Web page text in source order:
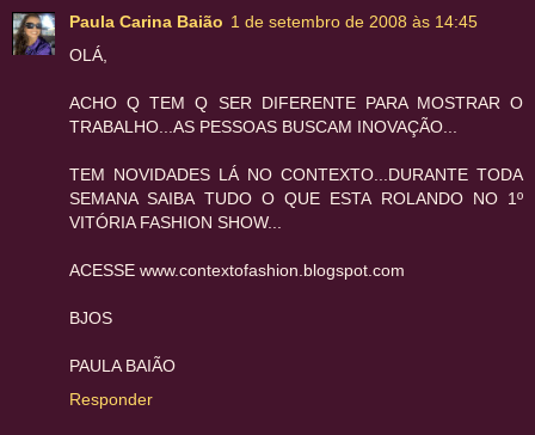
Paula Carina Baião 1 de setembro de 2008 às 14:45
OLÁ,
ACHO Q TEM Q SER DIFERENTE PARA MOSTRAR O
TRABALHO...AS PESSOAS BUSCAM INOVAÇÃO...
TEM NOVIDADES LÁ NO CONTEXTO...DURANTE TODA
SEMANA SAIBA TUDO O QUE ESTA ROLANDO NO 1º
VITÓRIA FASHION SHOW...
ACESSE www.contextofashion.blogspot.com
BJOS
PAULA BAIÃO
Responder